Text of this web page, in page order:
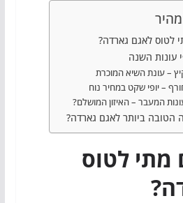
מהיר
לטוס לאגם גארדה?
עונות השנה
– עונת השיא המוכרת
– יופי שקט במחיר נוח
המעבר – האיזון המושלם?
הטובה ביותר לאגם גארדה?
מתי לטוס